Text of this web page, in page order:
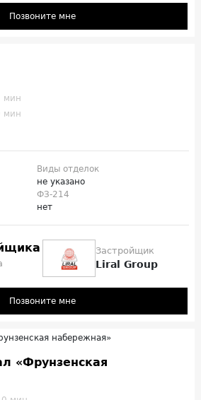
Позвоните мне
мин
мин
Виды отделок
не указано
ФЗ-214
нет
Застройщик
Liral Group
Позвоните мне
«Фрунзенская